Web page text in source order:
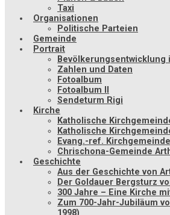
Taxi
Organisationen
Politische Parteien
Gemeinde
Portrait
Bevölkerungsentwicklung
Zahlen und Daten
Fotoalbum
Fotoalbum II
Sendeturm Rigi
Kirche
Katholische
Katholische
Evang.-ref.
Chrischona-Gemeinde
Geschichte
Aus der Geschichte von
Der Goldauer Bergsturz
300 Jahre – Eine Kirche
Zum 700-Jahr-Jubiläum